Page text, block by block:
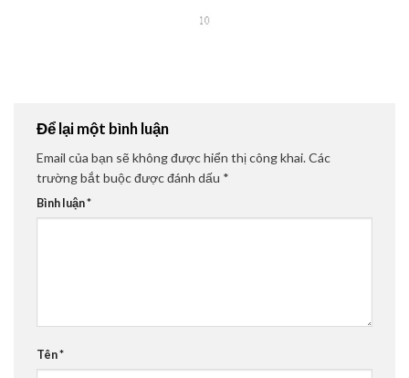
Để lại một bình luận
Email của bạn sẽ không được hiển thị công khai.Các
trường bắt buộc được đánh dấu *
Bình luận*
Tên*